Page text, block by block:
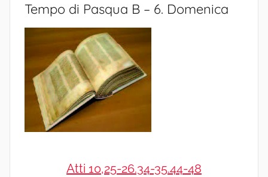
Tempo di Pasqua B – 6. Domenica
Atti 10,25-26.34-35.44-48